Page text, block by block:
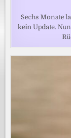
Sechs Monate
kein Update.